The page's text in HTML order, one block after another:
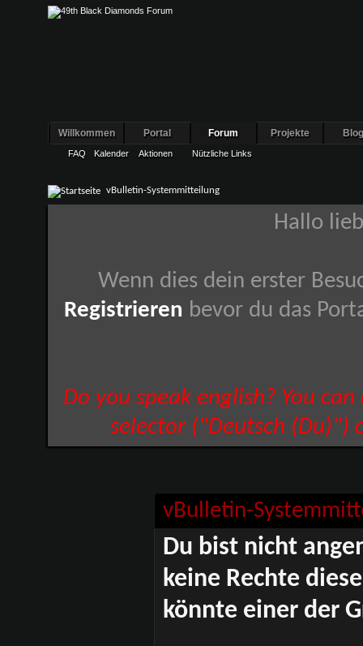
Willkommen Portal Forum
FAQ Kalender Aktionen Nützliche Links
Projekte
vBulletin-Systemmitteilung
Hallo
Wenn dies dein erster
Registrieren bevor du das
Do you speak english? You
selector ("Deutsch (Du)")
vBulletin-
Du bist nicht
keine Rechte
könnte einer der